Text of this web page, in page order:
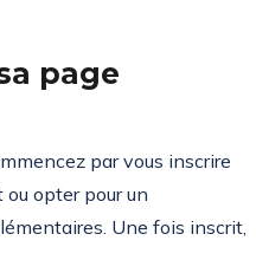
page
par vous inscrire
opter pour un
Une fois inscrit,